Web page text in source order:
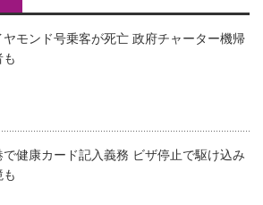
ヤモンド号乗客が死亡 政府チャーター機帰
も
で健康カード記入義務 ビザ停止で駆け込み
も